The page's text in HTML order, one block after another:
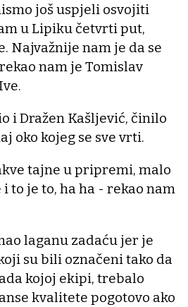
još uspjeli osvojiti
u Lipiku četvrti put,
Najvažnije nam je da se
nam je Tomislav
i Dražen Kašljević, činilo
oko kojeg se sve vrti.
tajne u pripremi, malo
to je to, ha ha - rekao nam
laganu zadaću jer je
su bili označeni tako da
kojoj ekipi, trebalo
kvalitete pogotovo ako